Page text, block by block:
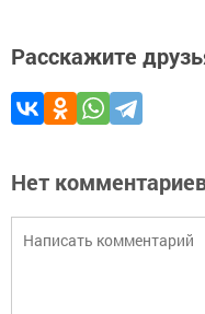
Расскажите
Нет